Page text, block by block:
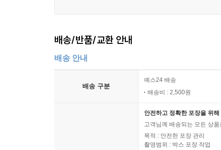
배송/반품/교환 안내
배송 안내
배송 구분
예스24 배송
배송비 : 2,500원
안전하고 정확한 포장을 위
고객님께 배송되는 모든 상
목적 : 안전한 포장 관리
촬영범위 : 박스 포장 작업